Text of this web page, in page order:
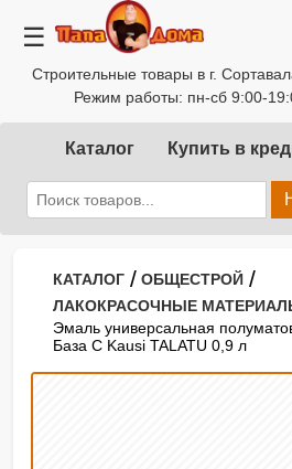
☰
Строительные товары в г.
Режим работы: пн-сб 9:00-
Каталог Купить в
КАТАЛОГ / ОБЩЕСТРОЙ /
ЛАКОКРАСОЧНЫЕ
Эмаль универсальная
База С Kausi TALATU 0,9 л